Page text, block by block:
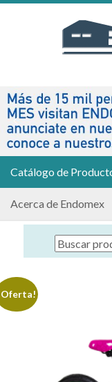
Catálogo de
Acerca de Endomex